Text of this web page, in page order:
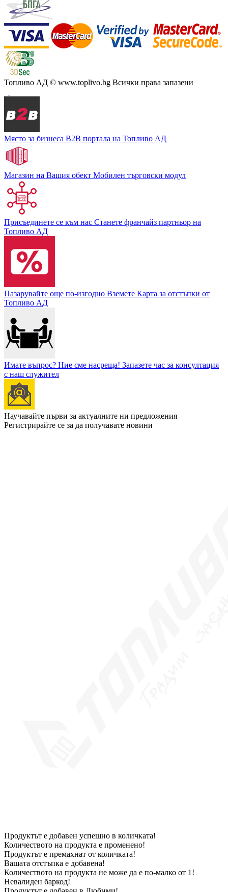
Топливо АД © www.toplivo.bg Всички права запазени
Място за бизнеса В2В портала на Топливо АД
Магазин на Вашия обект Мобилен търговски модул
Присъединете се към нас Станете франчайз партньор на
Топливо АД
Пазарувайте още по-изгодно Вземете Карта за отстъпки от
Топливо АД
Имате въпрос? Ние сме насреща! Запазете час за консултация
с наш служител
Научавайте първи за актуалните ни предложения
Регистрирайте се за да получавате новини
Продуктът е добавен успешно в количката!
Количеството на продукта е променено!
Продуктът е премахнат от количката!
Вашата отстъпка е добавена!
Количеството на продукта не може да е по-малко от 1!
Невалиден баркод!